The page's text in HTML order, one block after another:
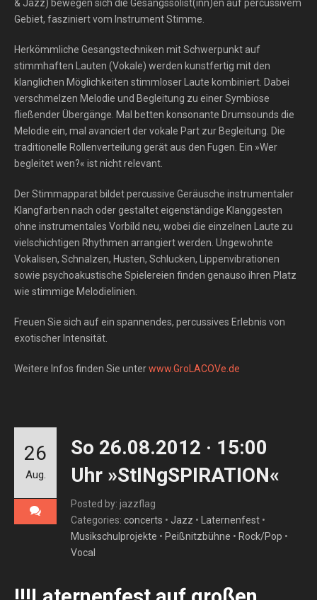
& Jazz) bewegen sich die Gesangssolist(inn)en auf percussivem
Gebiet, fasziniert vom Instrument Stimme.
Herkömmliche Gesangstechniken mit Schwerpunkt auf
stimmhaften Lauten (Vokale) werden kunstfertig mit den
klanglichen Möglichkeiten stimmloser Laute kombiniert. Dabei
verschmelzen Melodie und Begleitung zu einer Symbiose
fließender Übergänge. Mal betten konsonante Drumsounds die
Melodie ein, mal avanciert der vokale Part zur Begleitung. Die
traditionelle Rollenverteilung gerät aus den Fugen. Ein »Wer
begleitet wen?« ist nicht relevant.
Der Stimmapparat bildet percussive Geräusche instrumentaler
Klangfarben nach oder gestaltet eigenständige Klanggesten
ohne instrumentales Vorbild neu, wobei die einzelnen Laute zu
vielschichtigen Rhythmen arrangiert werden. Ungewohnte
Vokalisen, Schnalzen, Husten, Schlucken, Lippenvibrationen
sowie psychoakustische Spielereien finden genauso ihren Platz
wie stimmige Melodielinien.
Freuen Sie sich auf ein spannendes, percussives Erlebnis von
exotischer Intensität.
Weitere Infos finden Sie unterwww.GroLACOVe.de
So 26.08.2012 · 15:00
Uhr »StINgSPIRATION«
Posted by: jazzflag
Categories: concerts • Jazz • Laternenfest •
Musikschulprojekte • Peißnitzbühne • Rock/Pop •
Vocal
26
Aug.